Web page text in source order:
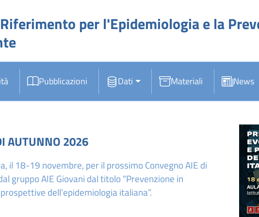
per l'Epidemiologia e la
Pubblicazioni Dati Materiali News
AUTUNNO 2026
il 18-19 novembre, per il prossimo Convegno AIE di
gruppo AIE Giovani dal titolo “Prevenzione in
dell’epidemiologia italiana”.